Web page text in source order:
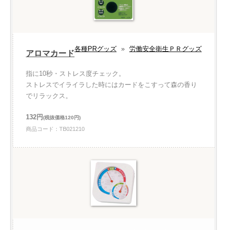
各種PRグッズ » 労働安全衛生ＰＲグッズ
アロマカード
指に10秒・ストレス度チェック。
ストレスでイライラした時にはカードをこすって森の香り
でリラックス。
132円(税抜価格120円)
商品コード：TB021210